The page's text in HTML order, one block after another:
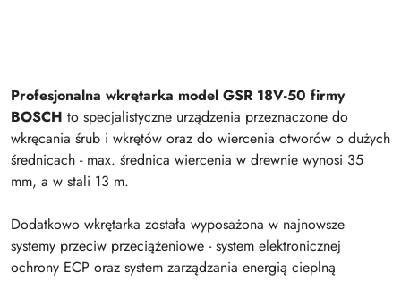
Profesjonalna wkrętarka model GSR 18V-50 firmy
BOSCH to specjalistyczne urządzenia przeznaczone do
wkręcania śrub i wkrętów oraz do wiercenia otworów o dużych
średnicach - max. średnica wiercenia w drewnie wynosi 35
mm, a w stali 13 m.
Dodatkowo wkrętarka została wyposażona w najnowsze
systemy przeciw przeciążeniowe - system elektronicznej
ochrony ECP oraz system zarządzania energią cieplną